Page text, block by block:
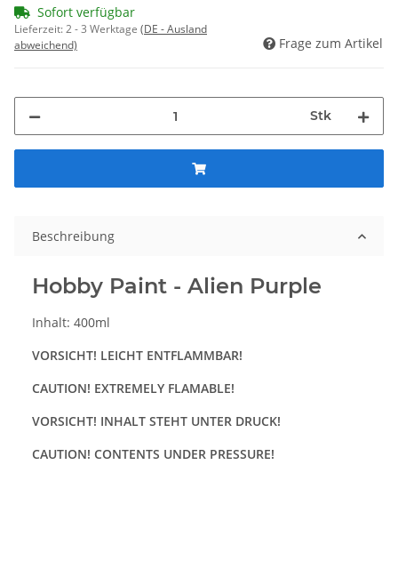
Sofort verfügbar
Lieferzeit:2 - 3 Werktage (DE - Ausland
abweichend)
Frage zum Artikel
Stk
Beschreibung
Hobby Paint - Alien Purple
Inhalt: 400ml
VORSICHT! LEICHT ENTFLAMMBAR!
CAUTION! EXTREMELY FLAMABLE!
VORSICHT! INHALT STEHT UNTER DRUCK!
CAUTION! CONTENTS UNDER PRESSURE!